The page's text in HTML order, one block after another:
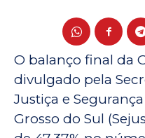
O balanço final da
divulgado pela
Justiça e
Grosso do Sul